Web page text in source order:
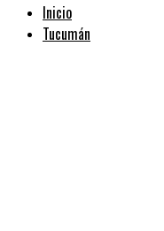
Inicio
Tucumán